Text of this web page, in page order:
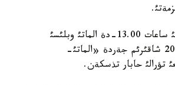
باسپاءسوز قئزمةتئنئث دةرةكتةرئنة قاراعاندا، قاثتاردئث 28-ئ كذنئ تذسكئ ساعات 13.00-دة الماتئ وبلئسئ
الاكول اؤدانئنئث توتةنشة جاعدايلار ءبولئمئ باستئعئنان ءذشارال قالاسئنان 20 شاقئرئم جةردة «الماتئ-
تؤرالئ حابار تذسكةن.